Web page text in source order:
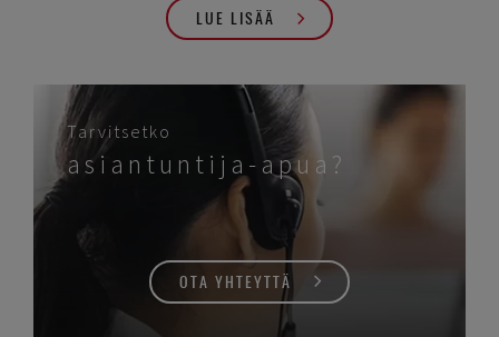
LUE LISÄÄ
Tarvitsetko
asiantuntija-apua?
OTA YHTEYTTÄ